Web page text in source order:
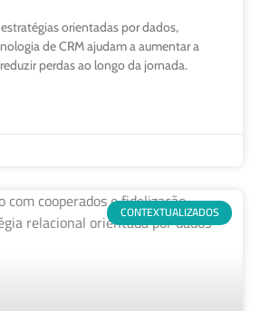
orientadas por dados,
de CRM ajudam a aumentar a
perdas ao longo da jornada.
CONTEXTUALIZADOS